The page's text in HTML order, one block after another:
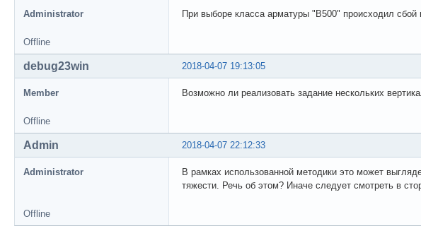
Administrator При выборе класса арматуры "В500" происходил
Offline
2018-04-07 19:13:05
debug23win
Member Возможно ли реализовать задание нескольких
Offline
2018-04-07 22:12:33
Admin
Administrator
В рамках использованной методики это может
тяжести. Речь об этом? Иначе следует смотреть в
Offline